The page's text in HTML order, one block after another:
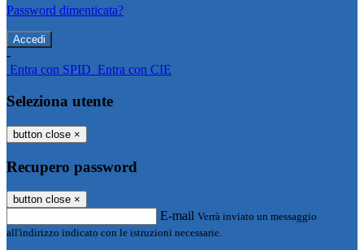
Password dimenticata?
-
Entra con SPID Entra con CIE
Seleziona utente
button close ×
Recupero password
button close ×
E-mail Verrà inviato un messaggio
all'indirizzo indicato con le istruzioni necessarie.